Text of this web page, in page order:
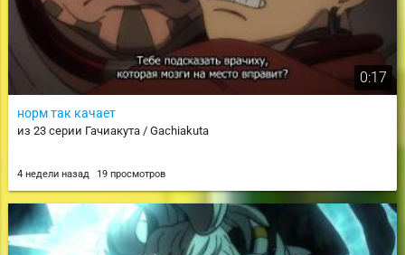
0:17
норм так качает
из 23 серии Гачиакута / Gachiakuta
4 недели назад 19 просмотров